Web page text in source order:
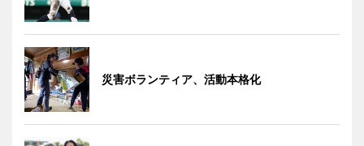
災害ボランティア、活動本格化